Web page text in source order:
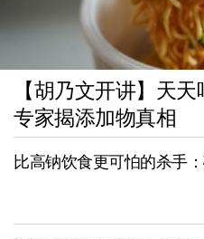
【胡乃文开讲】天
专家揭添加物真相
比高钠饮食更可怕的杀手